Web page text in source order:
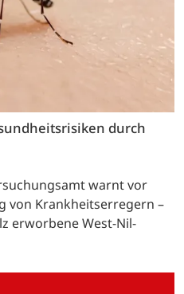
durch
warnt vor
von Krankheitserregern –
erworbene West-Nil-